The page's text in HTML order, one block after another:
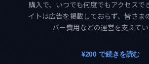
購入で、いつでも何度でもアクセスで
イトは広告を掲載しておらず、皆さま
バー費用などの運営を支えてい
¥200 で続きを読む